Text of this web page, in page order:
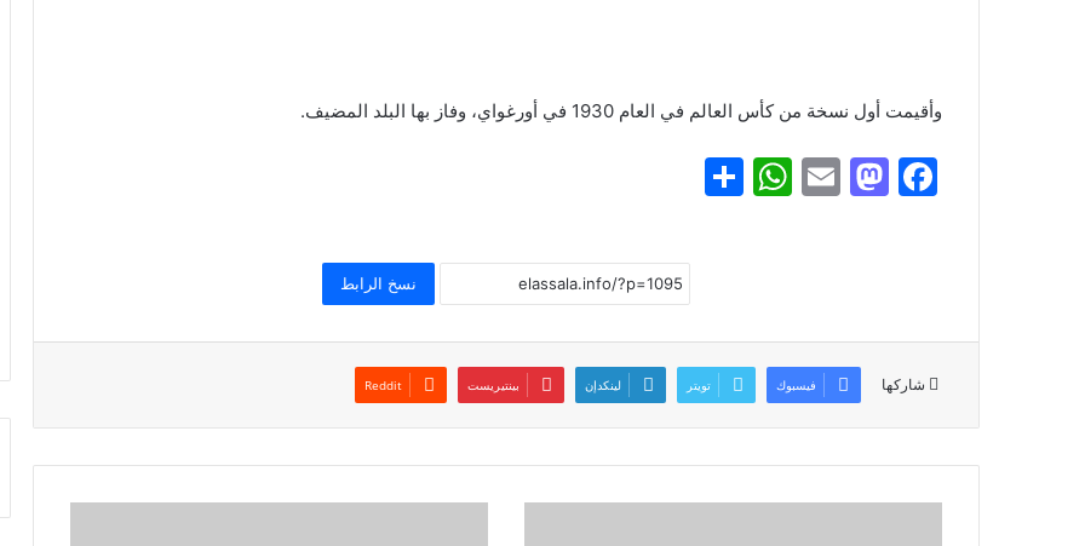
وأقيمت أول نسخة من كأس العالم في العام 1930 في أورغواي، وفاز بها البلد المضيف.
F
b
o
o
M
d
o
n
E
W
A
p
p
ar
e
نسخ الرابط
شاركها فيسبوك تويتر لينكدإن بينتيريست